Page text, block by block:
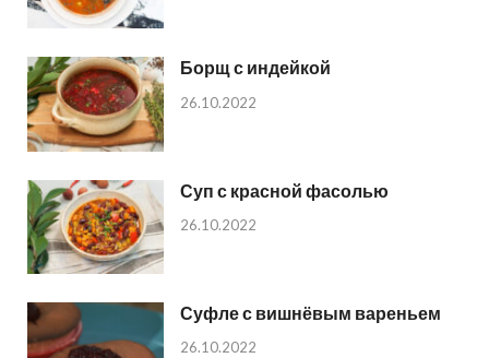
Борщ с индейкой
26.10.2022
Суп с красной фасолью
26.10.2022
Суфле с вишнёвым вареньем
26.10.2022